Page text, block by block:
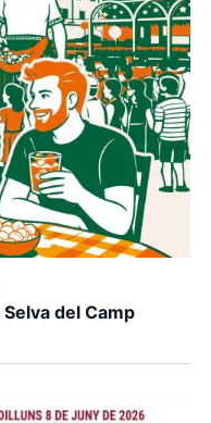
del Camp